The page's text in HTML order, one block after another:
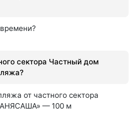
сектора Частный дом
от частного сектора
— 100 м